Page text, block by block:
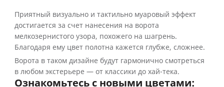
Приятный визуально и тактильно муаровый эффект
достигается за счет нанесения на ворота
мелкозернистого узора, похожего на шагрень.
Благодаря ему цвет полотна кажется глубже, сложнее.
Ворота в таком дизайне будут гармонично смотреться
в любом экстерьере — от классики до хай-тека.
Ознакомьтесь с новыми цветами: